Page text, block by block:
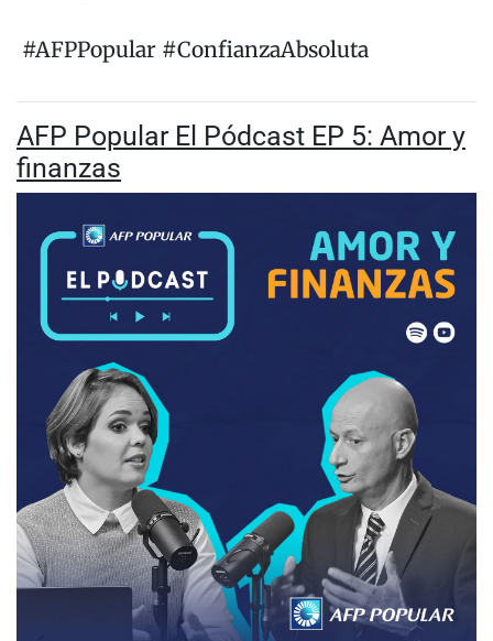
#AFPPopular #ConfianzaAbsoluta
AFP Popular El Pódcast EP 5: Amor y
finanzas